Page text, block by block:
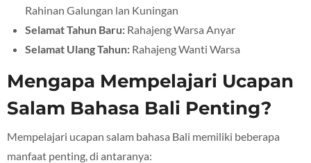
Rahinan Galungan lan Kuningan
Selamat Tahun Baru: Rahajeng Warsa Anyar
Selamat Ulang Tahun: Rahajeng Wanti Warsa
Mengapa Mempelajari Ucapan
Salam Bahasa Bali Penting?
Mempelajari ucapan salam bahasa Bali memiliki beberapa
manfaat penting, di antaranya: